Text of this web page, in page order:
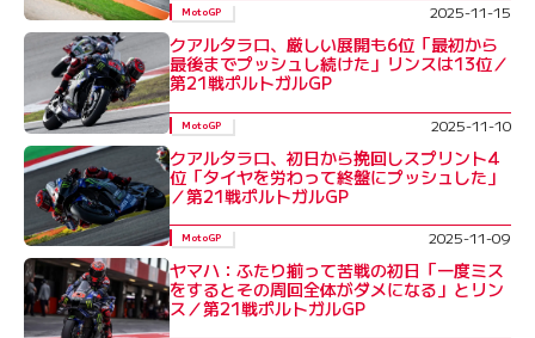
MotoGP 2025-11-15
クアルタラロ、厳しい展開も6位「最初から
最後までプッシュし続けた」リンスは13位／
第21戦ポルトガルGP
MotoGP 2025-11-10
クアルタラロ、初日から挽回しスプリント4
位「タイヤを労わって終盤にプッシュした」
／第21戦ポルトガルGP
MotoGP 2025-11-09
ヤマハ：ふたり揃って苦戦の初日「一度ミス
をするとその周回全体がダメになる」とリン
ス／第21戦ポルトガルGP